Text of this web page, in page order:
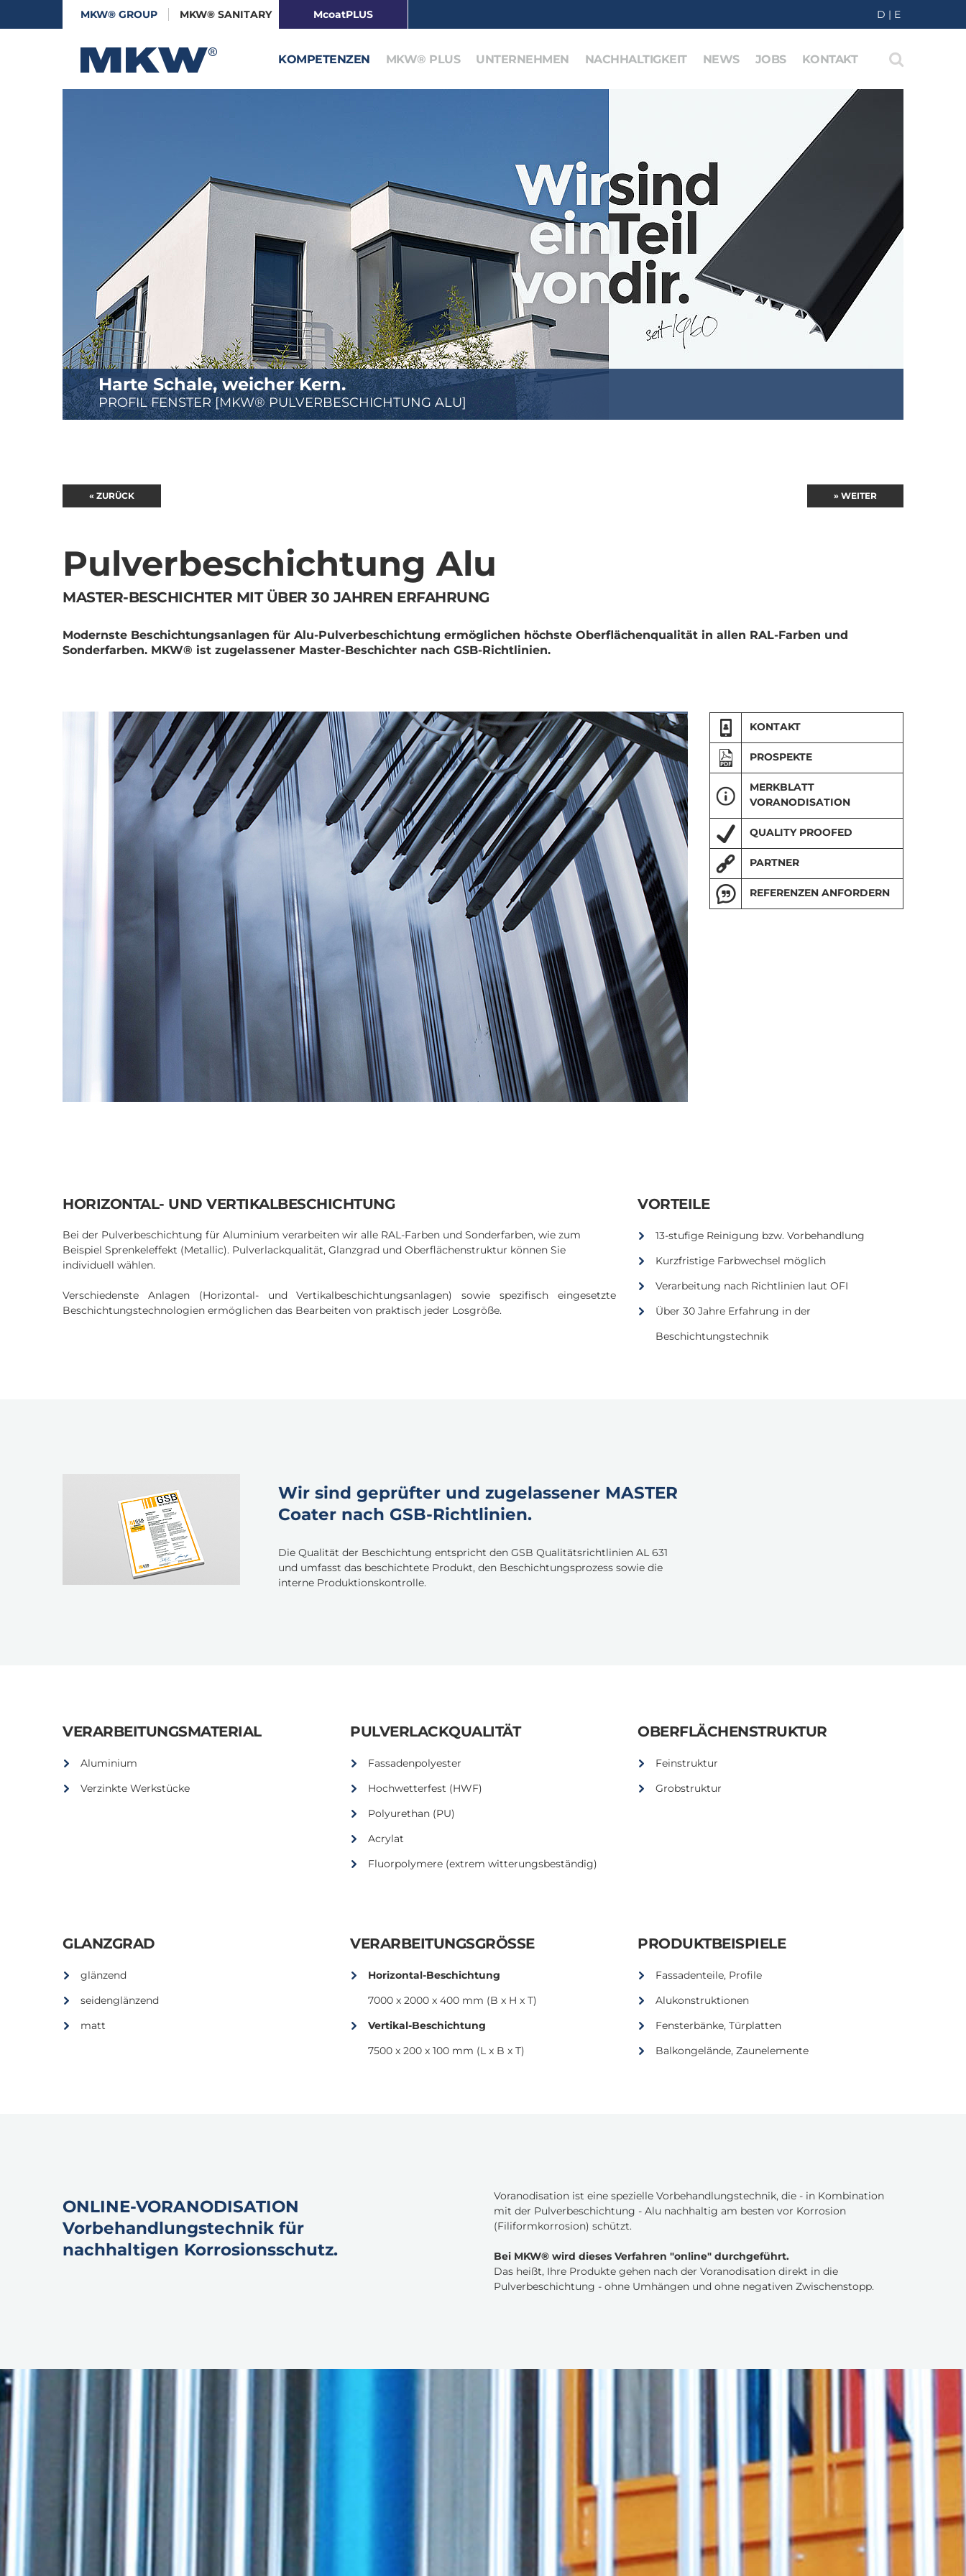
MKW® GROUP MKW® SANITARY McoatPLUS D | E
KOMPETENZEN MKW® PLUS UNTERNEHMEN NACHHALTIGKEIT NEWS JOBS KONTAKT
Harte Schale, weicher Kern.
PROFIL FENSTER [MKW® PULVERBESCHICHTUNG ALU]
Tag für Tag an meiner Seite.
PROFIL FASSADE [MKW® PULVERBESCHICHTUNG ALU]
« ZURÜCK » WEITER
Pulverbeschichtung Alu
MASTER-BESCHICHTER MIT ÜBER 30 JAHREN ERFAHRUNG
Modernste Beschichtungsanlagen für Alu-Pulverbeschichtung ermöglichen höchste Oberflächenqualität in allen RAL-Farben und
Sonderfarben. MKW® ist zugelassener Master-Beschichter nach GSB-Richtlinien.
KONTAKT
PROSPEKTE
Wir veredeln Ihr Metall
WIR SIND - Die MKW
MERKBLATT
VORANODISATION
QUALITY PROOFED
PARTNER
REFERENZEN ANFORDERN
HORIZONTAL- UND VERTIKALBESCHICHTUNG
Bei der Pulverbeschichtung für Aluminium verarbeiten wir alle RAL-Farben und Sonderfarben, wie zum
Beispiel Sprenkeleffekt (Metallic). Pulverlackqualität, Glanzgrad und Oberflächenstruktur können Sie
individuell wählen.
Verschiedenste Anlagen (Horizontal- und Vertikalbeschichtungsanlagen) sowie spezifisch eingesetzte
Beschichtungstechnologien ermöglichen das Bearbeiten von praktisch jeder Losgröße.
VORTEILE
13-stufige Reinigung bzw. Vorbehandlung
Kurzfristige Farbwechsel möglich
Verarbeitung nach Richtlinien laut OFI
Über 30 Jahre Erfahrung in der
Beschichtungstechnik
Wir sind geprüfter und zugelassener MASTER
Coater nach GSB-Richtlinien.
Die Qualität der Beschichtung entspricht den GSB Qualitätsrichtlinien AL 631
und umfasst das beschichtete Produkt, den Beschichtungsprozess sowie die
interne Produktionskontrolle.
VERARBEITUNGSMATERIAL
Aluminium
Verzinkte Werkstücke
PULVERLACKQUALITÄT
Fassadenpolyester
Hochwetterfest (HWF)
Polyurethan (PU)
Acrylat
Fluorpolymere (extrem witterungsbeständig)
OBERFLÄCHENSTRUKTUR
Feinstruktur
Grobstruktur
GLANZGRAD
glänzend
seidenglänzend
matt
VERARBEITUNGSGRÖSSE
Horizontal-Beschichtung
7000 x 2000 x 400 mm (B x H x T)
Vertikal-Beschichtung
7500 x 200 x 100 mm (L x B x T)
PRODUKTBEISPIELE
Fassadenteile, Profile
Alukonstruktionen
Fensterbänke, Türplatten
Balkongelände, Zaunelemente
ONLINE-VORANODISATION
Vorbehandlungstechnik für
nachhaltigen Korrosionsschutz.
Voranodisation ist eine spezielle Vorbehandlungstechnik, die - in Kombination
mit der Pulverbeschichtung - Alu nachhaltig am besten vor Korrosion
(Filiformkorrosion) schützt.
Bei MKW® wird dieses Verfahren "online" durchgeführt.
Das heißt, Ihre Produkte gehen nach der Voranodisation direkt in die
Pulverbeschichtung - ohne Umhängen und ohne negativen Zwischenstopp.